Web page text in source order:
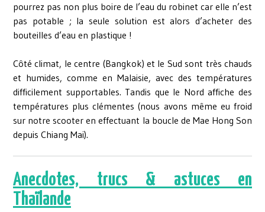
pourrez pas non plus boire de l’eau du robinet car elle n’est
pas potable ; la seule solution est alors d’acheter des
bouteilles d’eau en plastique !
Côté climat, le centre (Bangkok) et le Sud sont très chauds
et humides, comme en Malaisie, avec des températures
difficilement supportables. Tandis que le Nord affiche des
températures plus clémentes (nous avons même eu froid
sur notre scooter en effectuant la boucle de Mae Hong Son
depuis Chiang Mai).
Anecdotes, trucs & astuces en
Thaïlande